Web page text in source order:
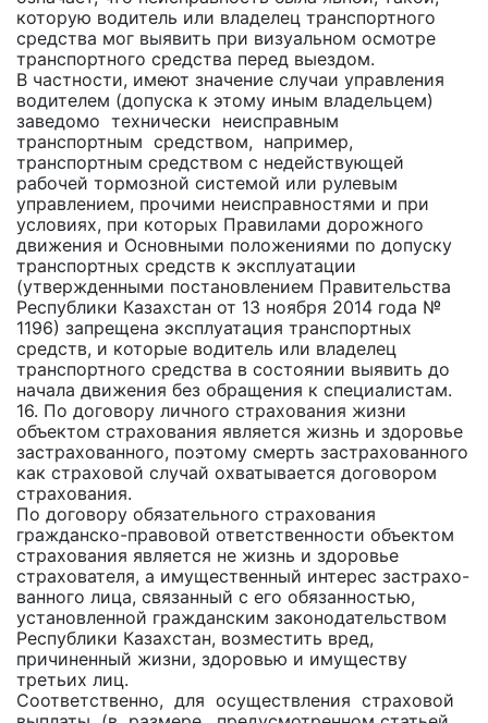
которую водитель или владелец транспортного
средства мог выявить при визуальном осмотре
транспортного средства перед выездом.
В частности, имеют значение случаи управления
водителем (допуска к этому иным владельцем)
заведомо технически неисправным
транспортным средством, например,
транспортным средством с недействующей
рабочей тормозной системой или рулевым
управлением, прочими неисправностями и при
условиях, при которых Правилами дорожного
движения и Основными положениями по допуску
транспортных средств к эксплуатации
(утвержденными постановлением Правительства
Республики Казахстан от 13 ноября 2014 года №
1196) запрещена эксплуатация транспортных
средств, и которые водитель или владелец
транспортного средства в состоянии выявить до
начала движения без обращения к специалистам.
16. По договору личного страхования жизни
объектом страхования является жизнь и здоровье
застрахованного, поэтому смерть застрахованного
как страховой случай охватывается договором
страхования.
По договору обязательного страхования
гражданско-правовой ответственности объектом
страхования является не жизнь и здоровье
страхователя, а имущественный интерес застрахо-
ванного лица, связанный с его обязанностью,
установленной гражданским законодательством
Республики Казахстан, возместить вред,
причиненный жизни, здоровью и имуществу
третьих лиц.
Соответственно, для осуществления страховой